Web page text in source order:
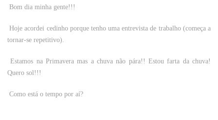
Bom dia minha gente!!!
Hoje acordei cedinho porque tenho uma entrevista de trabalho (começa a
tornar-se repetitivo).
Estamos na Primavera mas a chuva não pára!! Estou farta da chuva!
Quero sol!!!
Como está o tempo por aí?